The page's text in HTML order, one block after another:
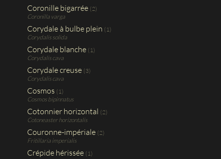
Coronille bigarrée (2)
Coronilla varga
Corydale à bulbe plein (1)
Corydalis solida
Corydale blanche (1)
Corydalis cava
Corydale creuse (3)
Corydalis cava
Cosmos (1)
Cosmos bipinnatus
Cotonnier horizontal (2)
Cotoneaster horizontalis
Couronne-impériale (2)
Fritillaria imperialis
Crépide hérissée (1)